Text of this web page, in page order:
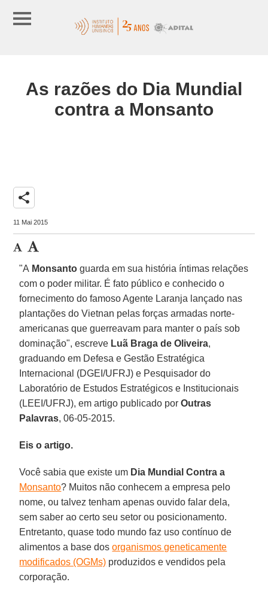
As razões do Dia Mundial
contra a Monsanto
share
11 Mai 2015
"A Monsanto guarda em sua história íntimas relações
com o poder militar. É fato público e conhecido o
fornecimento do famoso Agente Laranja lançado nas
plantações do Vietnan pelas forças armadas norte-
americanas que guerreavam para manter o país sob
dominação", escreve Luã Braga de Oliveira,
graduando em Defesa e Gestão Estratégica
Internacional (DGEI/UFRJ) e Pesquisador do
Laboratório de Estudos Estratégicos e Institucionais
(LEEI/UFRJ), em artigo publicado porOutras
Palavras, 06-05-2015.
Eis o artigo.
Você sabia que existe um Dia Mundial Contra a
Monsanto? Muitos não conhecem a empresa pelo
nome, ou talvez tenham apenas ouvido falar dela,
sem saber ao certo seu setor ou posicionamento.
Entretanto, quase todo mundo faz uso contínuo de
alimentos a base dosorganismos geneticamente
modificados (OGMs) produzidos e vendidos pela
corporação.